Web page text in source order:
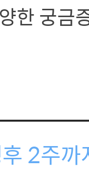
한 궁금
2주